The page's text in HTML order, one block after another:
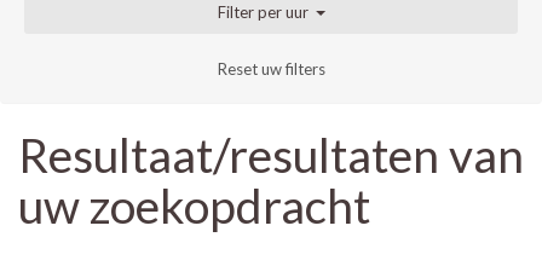
Filter per uur
Reset uw filters
Resultaat/resultaten van
uw zoekopdracht